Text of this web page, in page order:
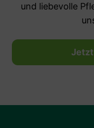
und liebevolle